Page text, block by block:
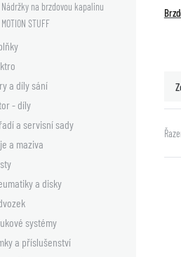
Nádržky na brzdovou kapalinu
MOTION STUFF
a díly sání
- díly
a servisní sady
a maziva
a disky
systémy
a příslušenství